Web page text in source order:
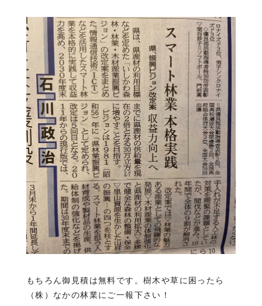
もちろん御見積は無料です。樹木や草に困ったら
（株）なかの林業にご一報下さい！